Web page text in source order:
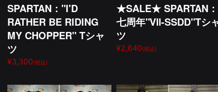
SPARTAN："I'D
RATHER BE RIDING
MY CHOPPER" Tシャ
ツ
¥3,300(税込)
★SALE★ SPARTAN：
七周年"Ⅶ-SSDD"Tシ
ツ
¥2,640(税込)